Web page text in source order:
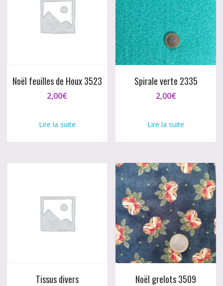
Noël feuilles de Houx 3523
2,00€
Lire la suite
Spirale verte 2335
2,00€
Lire la suite
Tissus divers Noël grelots 3509